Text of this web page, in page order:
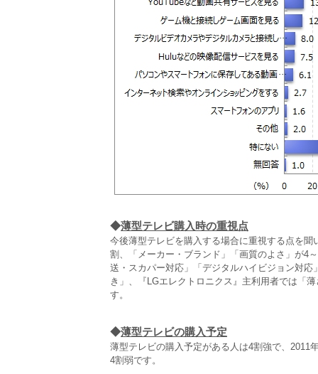
◆薄型テレビ購入時の重視点
今後薄型テレビを購入する場合に重視する点を
割、「メーカー・ブランド」「画質のよさ」が4
送・スカパー対応」「デジタルハイビジョン対
き」、『LGエレクトロニクス』主利用者では「
す。
◆薄型テレビの購入予定
薄型テレビの購入予定がある人は4割強で、2011
4割弱です。